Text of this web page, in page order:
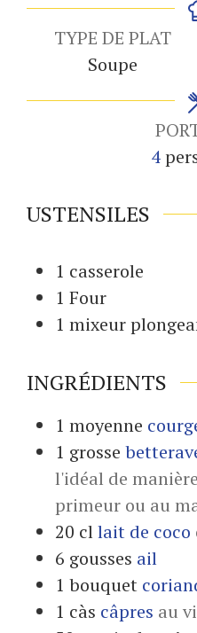
TYPE DE PLAT
Soupe
4
USTENSILES
1 casserole
1 Four
1 mixeur
INGRÉDIENTS
1 moyenne
1 grosse
l'idéal de
primeur ou au
20 cllait de coco
6 gousses ail
1 bouquet
1 càs câpres au